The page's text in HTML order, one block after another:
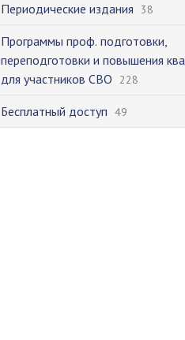
Периодические издания 38
Программы проф. подготовки,
переподготовки и повышения
для участников СВО 228
Бесплатный доступ 49